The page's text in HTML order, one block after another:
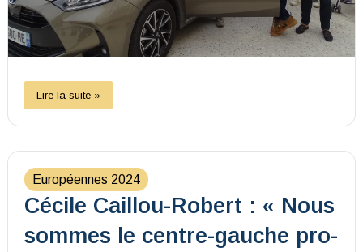
Lire la suite »
Européennes 2024
Cécile Caillou-Robert : « Nous
sommes le centre-gauche pro-